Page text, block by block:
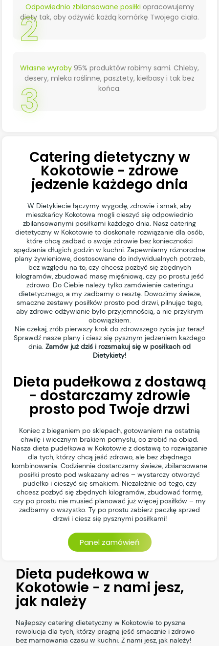
Odpowiednio zbilansowane posiłki opracowujemy
diety tak, aby odżywić każdą komórkę Twojego ciała.
2
Własne wyroby 95% produktów robimy sami. Chleby,
desery, mleka roślinne, pasztety, kiełbasy i tak bez
końca.
3
Catering dietetyczny w
Kokotowie - zdrowe
jedzenie każdego dnia
W Dietykiecie łączymy wygodę, zdrowie i smak, aby
mieszkańcy Kokotowa mogli cieszyć się odpowiednio
zbilansowanymi posiłkami każdego dnia. Nasz catering
dietetyczny w Kokotowie to doskonałe rozwiązanie dla osób,
które chcą zadbać o swoje zdrowie bez konieczności
spędzania długich godzin w kuchni. Zapewniamy różnorodne
plany żywieniowe, dostosowane do indywidualnych potrzeb,
bez względu na to, czy chcesz pozbyć się zbędnych
kilogramów, zbudować masę mięśniową, czy po prostu jeść
zdrowo. Do Ciebie należy tylko zamówienie cateringu
dietetycznego, a my zadbamy o resztę. Dowozimy świeże,
smaczne zestawy posiłków prosto pod drzwi, pilnując tego,
aby zdrowe odżywianie było przyjemnością, a nie przykrym
obowiązkiem.
Nie czekaj, zrób pierwszy krok do zdrowszego życia już teraz!
Sprawdź nasze plany i ciesz się pysznym jedzeniem każdego
dnia. Zamów już dziś i rozsmakuj się w posiłkach od
Dietykiety!
Dieta pudełkowa z dostawą
- dostarczamy zdrowie
prosto pod Twoje drzwi
Koniec z bieganiem po sklepach, gotowaniem na ostatnią
chwilę i wiecznym brakiem pomysłu, co zrobić na obiad.
Nasza dieta pudełkowa w Kokotowie z dostawą to rozwiązanie
dla tych, którzy chcą jeść zdrowo, ale bez zbędnego
kombinowania. Codziennie dostarczamy świeże, zbilansowane
posiłki prosto pod wskazany adres – wystarczy otworzyć
pudełko i cieszyć się smakiem. Niezależnie od tego, czy
chcesz pozbyć się zbędnych kilogramów, zbudować formę,
czy po prostu nie musieć planować już więcej posiłków – my
zadbamy o wszystko. Ty po prostu zabierz paczkę sprzed
drzwi i ciesz się pysznymi posiłkami!
Panel zamówień
Dieta pudełkowa w
Kokotowie - z nami jesz,
jak należy
Najlepszy catering dietetyczny w Kokotowie to pyszna
rewolucja dla tych, którzy pragną jeść smacznie i zdrowo
bez marnowania czasu w kuchni. Z nami jesz, jak należy!